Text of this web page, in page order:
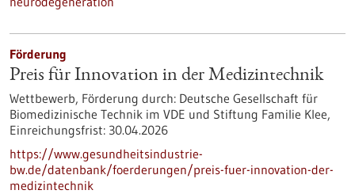
Förderung
Preis für Innovation in der Medizintechnik
Wettbewerb, Förderung durch: Deutsche Gesellschaft für
Biomedizinische Technik im VDE und Stiftung Familie Klee,
Einreichungsfrist: 30.04.2026
https://www.gesundheitsindustrie-
bw.de/datenbank/foerderungen/preis-fuer-innovation-der-
medizintechnik